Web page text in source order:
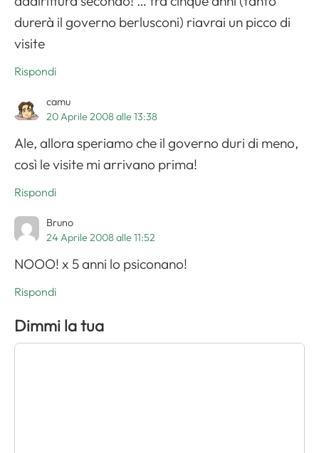
durerà il governo berlusconi) riavrai un picco di
visite
Rispondi
camu
20 Aprile 2008 alle 13:38
Ale, allora speriamo che il governo duri di meno,
così le visite mi arrivano prima!
Rispondi
Bruno
24 Aprile 2008 alle 11:52
NOOO! x 5 anni lo psiconano!
Rispondi
Dimmi la tua